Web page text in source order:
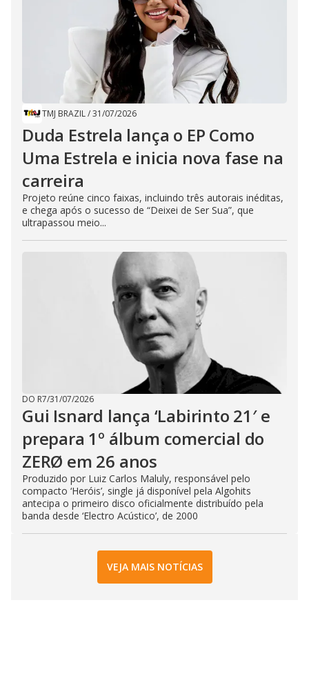
TMJ BRAZIL/31/07/2026
Duda Estrela lança o EP Como
Uma Estrela e inicia nova fase na
carreira
Projeto reúne cinco faixas, incluindo três autorais inéditas,
e chega após o sucesso de “Deixei de Ser Sua”, que
ultrapassou meio...
DO R7/31/07/2026
Gui Isnard lança ‘Labirinto 21′ e
prepara 1º álbum comercial do
ZERØ em 26 anos
Produzido por Luiz Carlos Maluly, responsável pelo
compacto ‘Heróis’, single já disponível pela Algohits
antecipa o primeiro disco oficialmente distribuído pela
banda desde ‘Electro Acústico’, de 2000
VEJA MAIS NOTÍCIAS